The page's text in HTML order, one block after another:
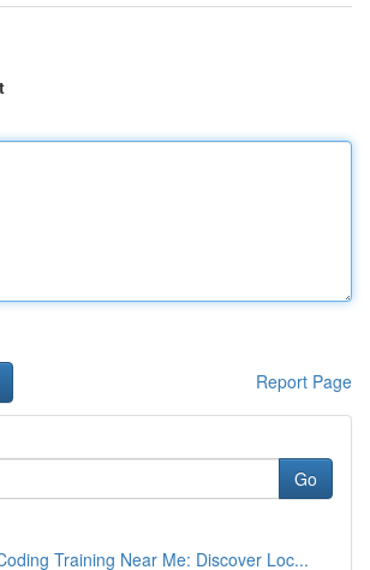
Report Page
Go
Training Near Me: Discover Loc...